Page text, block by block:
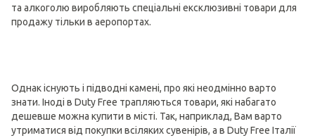
та алкоголю виробляють спеціальні ексклюзивні товари для
продажу тільки в аеропортах.
Однак існують і підводні камені, про які неодмінно варто
знати. Іноді в Duty Free трапляються товари, які набагато
дешевше можна купити в місті. Так, наприклад, Вам варто
утриматися від покупки всіляких сувенірів, а в Duty Free Італії